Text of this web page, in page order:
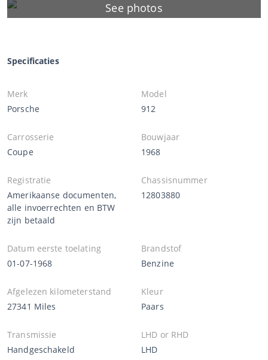
See photos
Specificaties
Merk
Porsche
Model
912
Carrosserie
Coupe
Bouwjaar
1968
Registratie
Amerikaanse documenten,
alle invoerrechten en BTW
zijn betaald
Chassisnummer
12803880
Datum eerste toelating
01-07-1968
Brandstof
Benzine
Afgelezen kilometerstand
27341 Miles
Kleur
Paars
Transmissie
Handgeschakeld
LHD or RHD
LHD